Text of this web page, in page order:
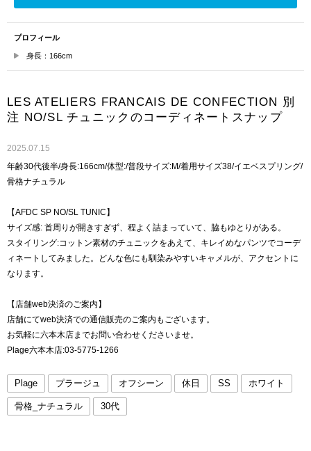
プロフィール
身長：166cm
LES ATELIERS FRANCAIS DE CONFECTION 別
注 NO/SL チュニックのコーディネートスナップ
2025.07.15
年齢30代後半/身長:166cm/体型:/普段サイズ:M/着用サイズ38/イエベスプリング/
骨格ナチュラル
【AFDC SP NO/SL TUNIC】
サイズ感: 首周りが開きすぎず、程よく詰まっていて、脇もゆとりがある。
スタイリング:コットン素材のチュニックをあえて、キレイめなパンツでコーデ
ィネートしてみました。どんな色にも馴染みやすいキャメルが、アクセントに
なります。
【店舗web決済のご案内】
店舗にてweb決済での通信販売のご案内もございます。
お気軽に六本木店までお問い合わせくださいませ。
Plage六本木店:03-5775-1266
Plage プラージュ オフシーン 休日 SS ホワイト
骨格_ナチュラル 30代